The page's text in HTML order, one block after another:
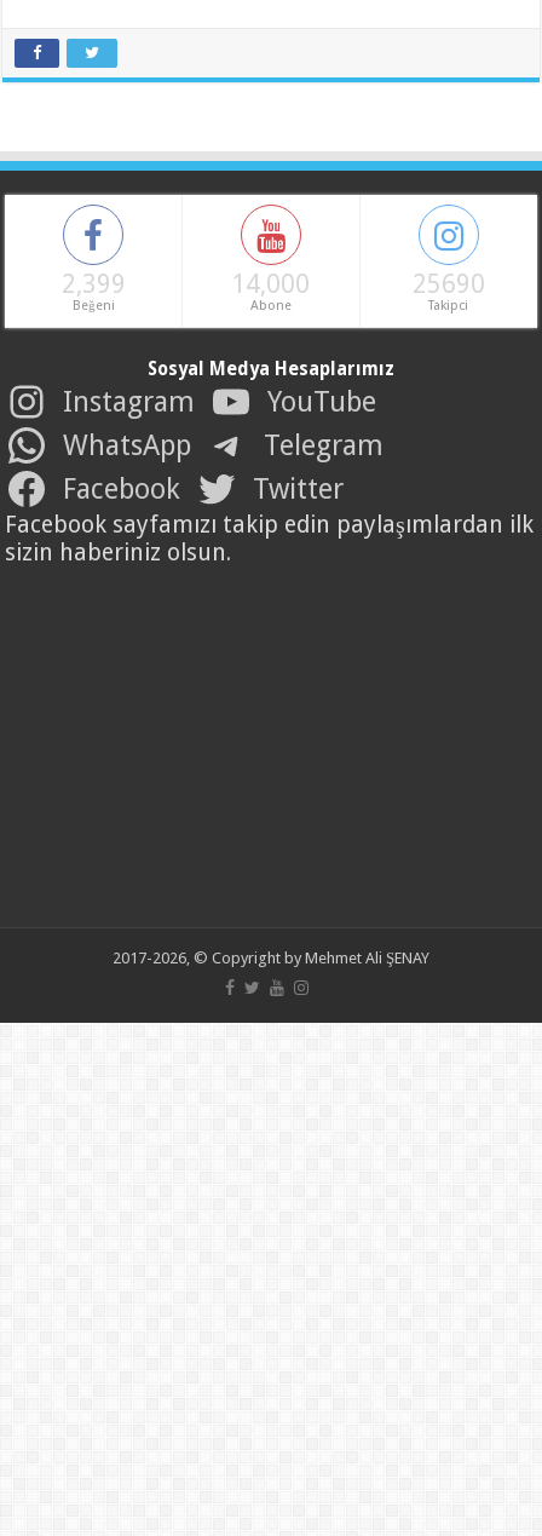
2,399
Beğeni
14,000
Abone
25690
Takipci
Sosyal Medya Hesaplarımız
Instagram
YouTube
WhatsApp
Telegram
Facebook
Twitter
Facebook sayfamızı takip edin paylaşımlardan ilk
sizin haberiniz olsun.
2017-2026, © Copyright by Mehmet Ali ŞENAY